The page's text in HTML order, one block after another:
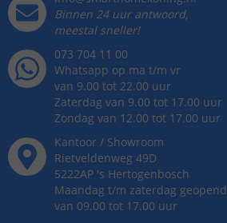
Binnen 24 uur antwoord,
meestal sneller!
073 704 11 00
Whatsapp op ma t/m vr
van 9.00 tot 22.00 uur
Zaterdag van 9.00 tot 17.00 uur
Zondag van 12.00 tot 17.00 uur
Kantoor / Showroom
Rietveldenweg 49D
5222AP 's Hertogenbosch
Maandag t/m zaterdag geopend
van 09.00 tot 17.00 uur